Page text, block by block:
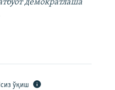
демократлаша
ўқиш